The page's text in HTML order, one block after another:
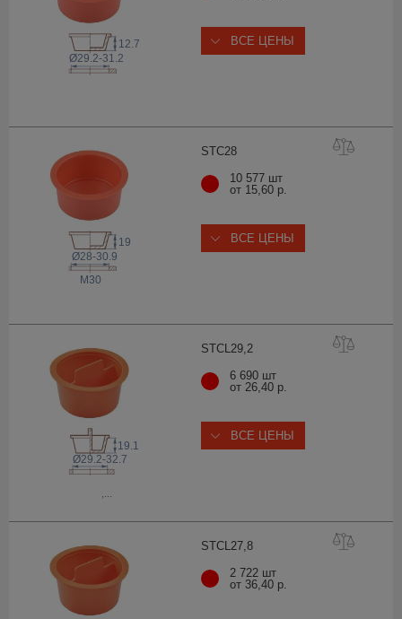
Ø29.2-31.2
12.7 ВСЕ ЦЕНЫ
STC28
Ø28-30.9
M30
19
10 577 шт
от 15,60 р.
ВСЕ ЦЕНЫ
STCL29,2
19.1
Ø29.2-32.7
6 690 шт
от 26,40 р.
ВСЕ ЦЕНЫ
STCL27,8
2 722 шт
от 36,40 р.